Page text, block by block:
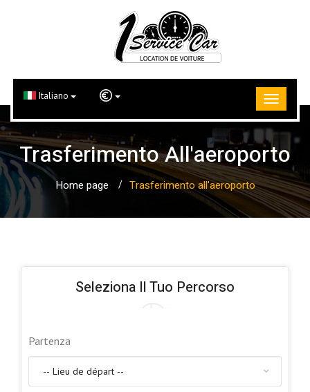
Italiano
Trasferimento All'aeroporto
Home page Trasferimento all'aeroporto
Seleziona Il Tuo Percorso
Partenza